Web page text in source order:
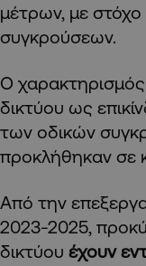
μέτρων, με
συγκρούσεων.
Ο
δικτύου ως
των οδικών
προκλήθηκαν σε
Από την
2023-2025,
δικτύου έχουν